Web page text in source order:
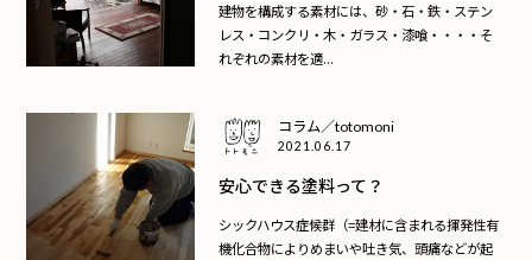
建物を構成する素材には、砂・石・鉄・ステン
レス・コンクリ・木・ガラス・漆喰・・・・そ
れぞれの素材を適...
コラム／totomoni
2021.06.17
安心できる塗料って？
シックハウス症候群（=建材に含まれる揮発性有
機化合物によりめまいや吐き気、頭痛などが起